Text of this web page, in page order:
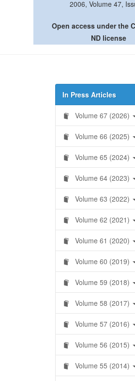
2006, Volume 47,
Open access under the
ND license
In Press Articles
Volume 67 (2026)
Volume 66 (2025)
Volume 65 (2024)
Volume 64 (2023)
Volume 63 (2022)
Volume 62 (2021)
Volume 61 (2020)
Volume 60 (2019)
Volume 59 (2018)
Volume 58 (2017)
Volume 57 (2016)
Volume 56 (2015)
Volume 55 (2014)